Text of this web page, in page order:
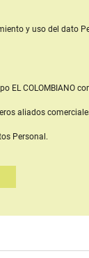
y uso del dato
EL COLOMBIANO
aliados
Personal.